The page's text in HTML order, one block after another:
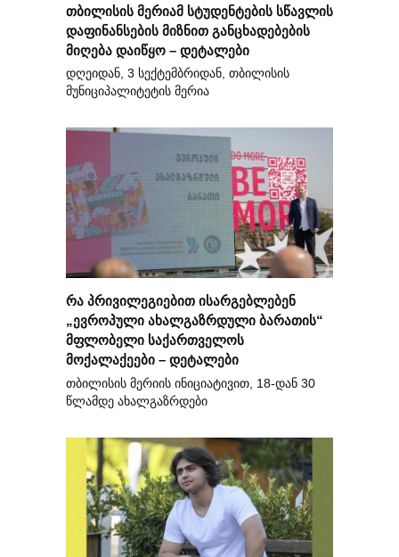
თბილისის მერიამ სტუდენტების სწავლის
დაფინანსების მიზნით განცხადებების
მიღება დაიწყო – დეტალები
დღეიდან, 3 სექტემბრიდან, თბილისის
მუნიციპალიტეტის მერია
რა პრივილეგიებით ისარგებლებენ
„ევროპული ახალგაზრდული ბარათის“
მფლობელი საქართველოს
მოქალაქეები – დეტალები
თბილისის მერიის ინიციატივით, 18-დან 30
წლამდე ახალგაზრდები